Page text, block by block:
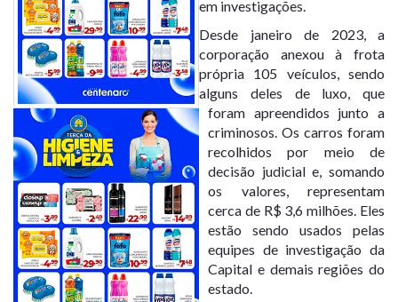
em investigações.
Desde janeiro de 2023, a
corporação anexou à frota
própria 105 veículos, sendo
alguns deles de luxo, que
foram apreendidos junto a
criminosos. Os carros foram
recolhidos por meio de
decisão judicial e, somando
os valores, representam
cerca de R$ 3,6 milhões. Eles
estão sendo usados pelas
equipes de investigação da
Capital e demais regiões do
estado.